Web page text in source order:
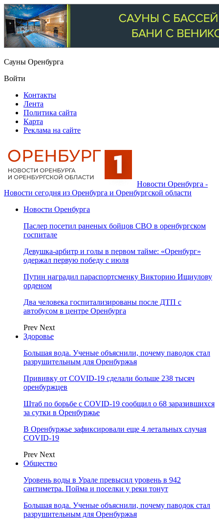
Сауны Оренбурга
Войти
Контакты
Лента
Политика сайта
Карта
Реклама на сайте
Новости Оренбурга -
Новости сегодня из Оренбурга и Оренбургской области
Новости Оренбурга
Паслер посетил раненых бойцов СВО в оренбургском
госпитале
Девушка-арбитр и голы в первом тайме: «Оренбург»
одержал первую победу с июля
Путин наградил параспортсменку Викторию Ищиулову
орденом
Два человека госпитализированы после ДТП с
автобусом в центре Оренбурга
Prev Next
Здоровье
Большая вода. Ученые объяснили, почему паводок стал
разрушительным для Оренбуржья
Прививку от COVID-19 сделали больше 238 тысяч
оренбуржцев
Штаб по борьбе с СOVID-19 сообщил о 68 заразившихся
за сутки в Оренбуржье
В Оренбуржье зафиксировали еще 4 летальных случая
COVID-19
Prev Next
Общество
Уровень воды в Урале превысил уровень в 942
сантиметра. Пойма и поселки у реки тонут
Большая вода. Ученые объяснили, почему паводок стал
разрушительным для Оренбуржья